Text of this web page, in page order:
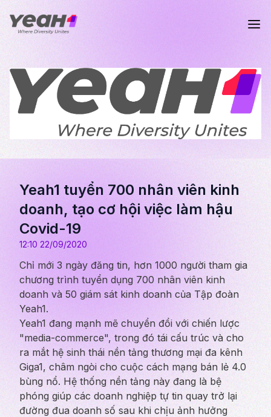
Yeah1 tuyển 700 nhân viên kinh
doanh, tạo cơ hội việc làm hậu
Covid-19
12:10 22/09/2020
Chỉ mới 3 ngày đăng tin, hơn 1000 người tham gia
chương trình tuyển dụng 700 nhân viên kinh
doanh và 50 giám sát kinh doanh của Tập đoàn
Yeah1.
Yeah1 đang mạnh mẽ chuyển đổi với chiến lược
"media-commerce", trong đó tái cấu trúc và cho
ra mắt hệ sinh thái nền tảng thương mại đa kênh
Giga1, châm ngòi cho cuộc cách mạng bán lẻ 4.0
bùng nổ. Hệ thống nền tảng này đang là bệ
phóng giúp các doanh nghiệp tự tin quay trở lại
đường đua doanh số sau khi chịu ảnh hưởng